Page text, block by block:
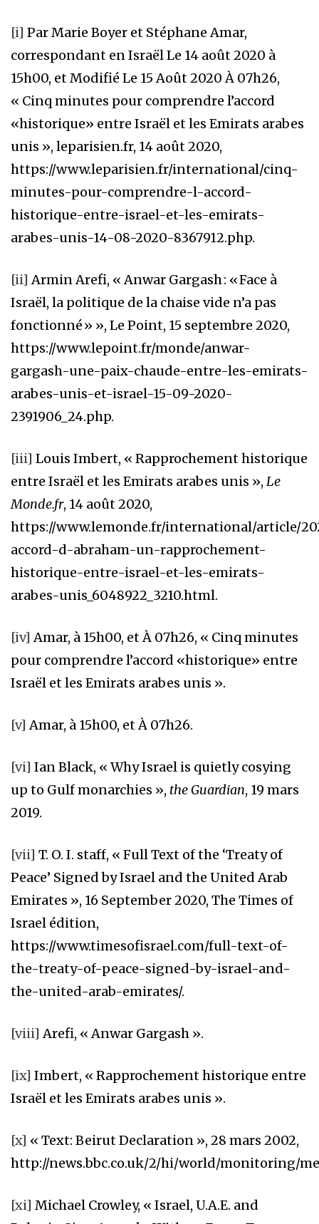
[i] Par Marie Boyer et Stéphane Amar,
correspondant en Israël Le 14 août 2020 à
15h00, et Modifié Le 15 Août 2020 À 07h26,
« Cinq minutes pour comprendre l’accord
«historique» entre Israël et les Emirats arabes
unis », leparisien.fr, 14 août 2020,
https://www.leparisien.fr/international/cinq-
minutes-pour-comprendre-l-accord-
historique-entre-israel-et-les-emirats-
arabes-unis-14-08-2020-8367912.php.
[ii] Armin Arefi, « Anwar Gargash : « Face à
Israël, la politique de la chaise vide n’a pas
fonctionné » », Le Point, 15 septembre 2020,
https://www.lepoint.fr/monde/anwar-
gargash-une-paix-chaude-entre-les-emirats-
arabes-unis-et-israel-15-09-2020-
2391906_24.php.
[iii] Louis Imbert, « Rapprochement historique
entre Israël et les Emirats arabes unis », Le
Monde.fr, 14 août 2020,
https://www.lemonde.fr/international/article/
accord-d-abraham-un-rapprochement-
historique-entre-israel-et-les-emirats-
arabes-unis_6048922_3210.html.
[iv] Amar, à 15h00, et À 07h26, « Cinq minutes
pour comprendre l’accord «historique» entre
Israël et les Emirats arabes unis ».
[v] Amar, à 15h00, et À 07h26.
[vi] Ian Black, « Why Israel is quietly cosying
up to Gulf monarchies », the Guardian, 19 mars
2019.
[vii] T. O. I. staff, « Full Text of the ‘Treaty of
Peace’ Signed by Israel and the United Arab
Emirates », 16 September 2020, The Times of
Israel édition,
https://www.timesofisrael.com/full-text-of-
the-treaty-of-peace-signed-by-israel-and-
the-united-arab-emirates/.
[viii] Arefi, « Anwar Gargash ».
[ix] Imbert, « Rapprochement historique entre
Israël et les Emirats arabes unis ».
[x] « Text: Beirut Declaration », 28 mars 2002,
http://news.bbc.co.uk/2/hi/world/monitoring/
[xi] Michael Crowley, « Israel, U.A.E. and